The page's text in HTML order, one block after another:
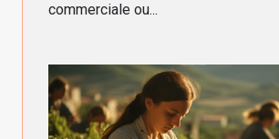
commerciale ou...